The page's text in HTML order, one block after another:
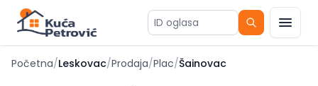
ID oglasa
Početna/Leskovac/Prodaja/Plac/Šainovac